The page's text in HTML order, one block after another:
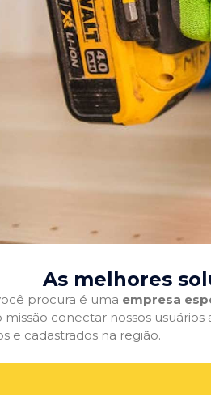
As melhores
procura é uma empresa
conectar nossos
e cadastrados na região.